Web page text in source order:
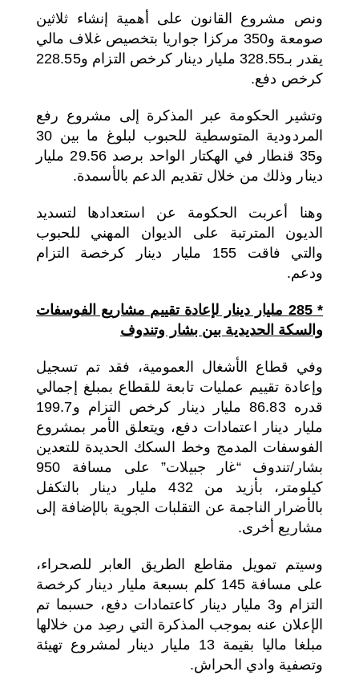
ونص مشروع القانون على أهمية إنشاء ثلاثين
صومعة و350 مركزا جواريا بتخصيص غلاف مالي
يقدر بـ328.55 مليار دينار كرخص التزام و228.55
كرخص دفع.
وتشير الحكومة عبر المذكرة إلى مشروع رفع
المردودية المتوسطية للحبوب لبلوغ ما بين 30
و35 قنطار في الهكتار الواحد برصد 29.56 مليار
دينار وذلك من خلال تقديم الدعم بالأسمدة.
وهنا أعربت الحكومة عن استعدادها لتسديد
الديون المترتبة على الديوان المهني للحبوب
والتي فاقت 155 مليار دينار كرخصة التزام
ودعم.
* 285 مليار دينار لإعادة تقييم مشاريع الفوسفات
والسكة الحديدية بين بشار وتندوف
وفي قطاع الأشغال العمومية، فقد تم تسجيل
وإعادة تقييم عمليات تابعة للقطاع بمبلغ إجمالي
قدره 86.83 مليار دينار كرخص التزام و199.7
مليار دينار اعتمادات دفع، ويتعلق الأمر بمشروع
الفوسفات المدمج وخط السكك الحديدة للتعدين
بشار/تندوف “غار جبيلات” على مسافة 950
كيلومتر، بأزيد من 432 مليار دينار بالتكفل
بالأضرار الناجمة عن التقلبات الجوية بالإضافة إلى
مشاريع أخرى.
وسيتم تمويل مقاطع الطريق العابر للصحراء،
على مسافة 145 كلم بسبعة مليار دينار كرخصة
التزام و3 مليار دينار كاعتمادات دفع، حسبما تم
الإعلان عنه بموجب المذكرة التي رصِد من خلالها
مبلغا ماليا بقيمة 13 مليار دينار لمشروع تهيئة
وتصفية وادي الحراش.